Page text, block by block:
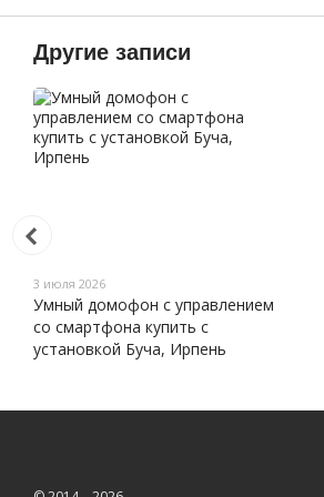
Другие записи
3 июля 2026
Умный домофон с управлением
со смартфона купить с
установкой Буча, Ирпень